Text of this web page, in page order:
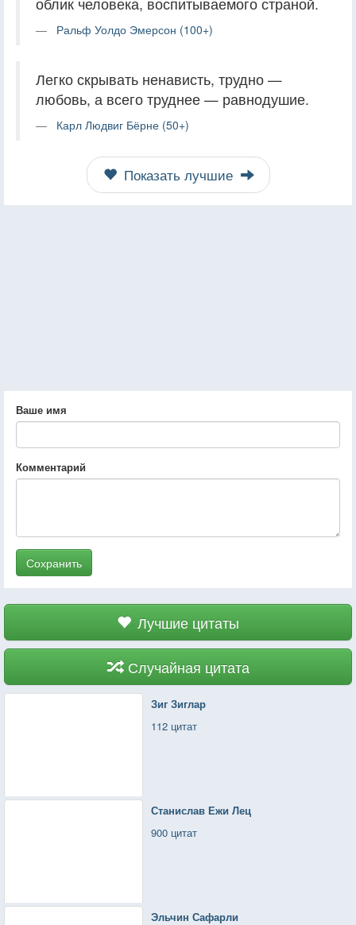
Ральф Уолдо Эмерсон (100+)
Легко скрывать ненависть, трудно —
любовь, а всего труднее — равнодушие.
Карл Людвиг Бёрне (50+)
Показать лучшие
Ваше имя
Комментарий
Сохранить
Лучшие цитаты
Случайная цитата
Зиг Зиглар
112 цитат
Станислав Ежи Лец
900 цитат
Эльчин Сафарли